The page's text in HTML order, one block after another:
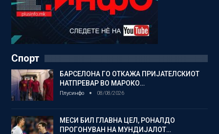
Спорт
БАРСЕЛОНА ГО ОТКАЖА ПРИЈАТЕЛСКИОТ
НАТПРЕВАР ВО МАРОКО…
Плусинфо 08/08/2026
МЕСИ БИЛ ГЛАВНА ЦЕЛ, РОНАЛДО
ПРОГОНУВАН НА МУНДИЈАЛОТ…